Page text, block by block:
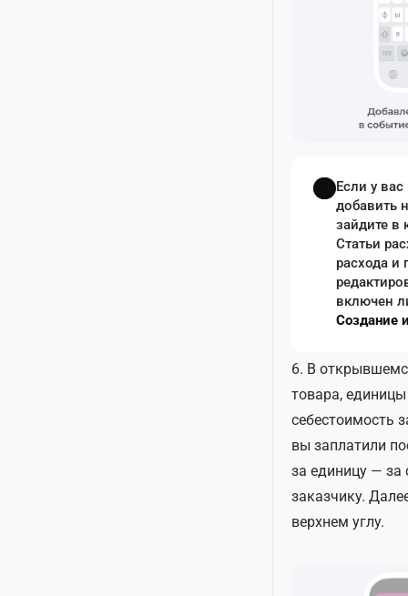
Если у
добавить
зайдите в
Статьи
расхода и
включен
Создание
6. В
товара,
себестоимость
вы заплатили
за единицу — за
заказчику.
верхнем углу.